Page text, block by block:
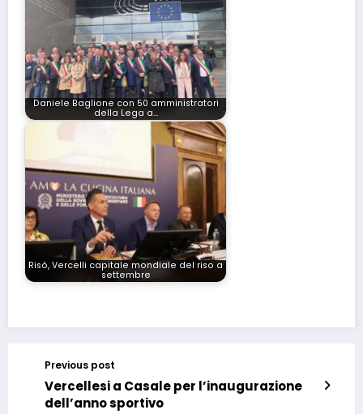
Daniele Baglione con 50 amministratori
della Lega a…
Risò, Vercelli capitale mondiale del riso a
settembre
Previous post
Vercellesi a Casale per l’inaugurazione
dell’anno sportivo